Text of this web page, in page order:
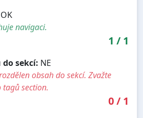
OK
navigaci.
1 / 1
do sekcí: NE
obsah do sekcí. Zvažte
section.
0/ 1